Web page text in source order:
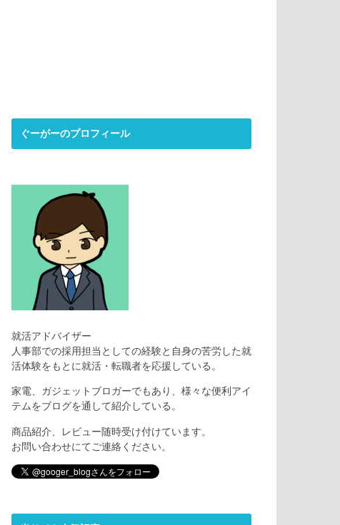
ぐーがーのプロフィール
就活アドバイザー
人事部での採用担当としての経験と自身の苦労した就
活体験をもとに就活・転職者を応援している。
家電、ガジェットブロガーでもあり、様々な便利アイ
テムをブログを通して紹介している。
商品紹介、レビュー随時受け付けています。
お問い合わせにてご連絡ください。